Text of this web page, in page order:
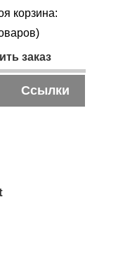
корзина:
заказ
Ссылки